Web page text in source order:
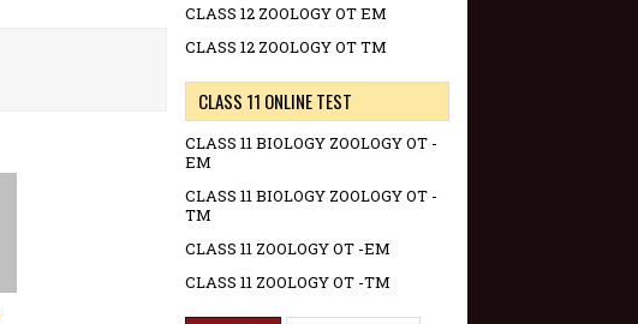
CLASS 12 ZOOLOGY OT EM
CLASS 12 ZOOLOGY OT TM
CLASS 11 ONLINE TEST
CLASS 11 BIOLOGY ZOOLOGY OT -
EM
CLASS 11 BIOLOGY ZOOLOGY OT -
TM
CLASS 11 ZOOLOGY OT -EM
CLASS 11 ZOOLOGY OT -TM